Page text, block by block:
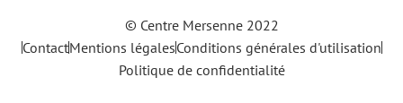
© Centre Mersenne 2022
ContactMentions légalesConditions générales d'utilisation
Politique de confidentialité